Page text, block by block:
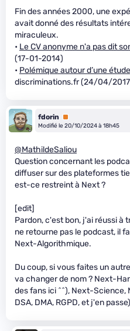
Fin des années 2000, une
avait donné des résultats
miraculeux.
• Le CV anonyme n'a pas dit
(17-01-2014)
• Polémique autour d’une
discriminations.fr (24/04/
fdorin
Premium
Modifié le 20/10/2024 à 18h45
@MathildeSaliou
Question concernant les
diffuser sur des plateformes
est-ce restreint à Next ?
[edit]
Pardon, c'est bon, j'ai réussi à
ne retourne pas le podcast, il
Next-Algorithmique.
Du coup, si vous faites un
va changer de nom ? Next-
des fans ici ^^), Next-
DSA, DMA, RGPD, et j'en